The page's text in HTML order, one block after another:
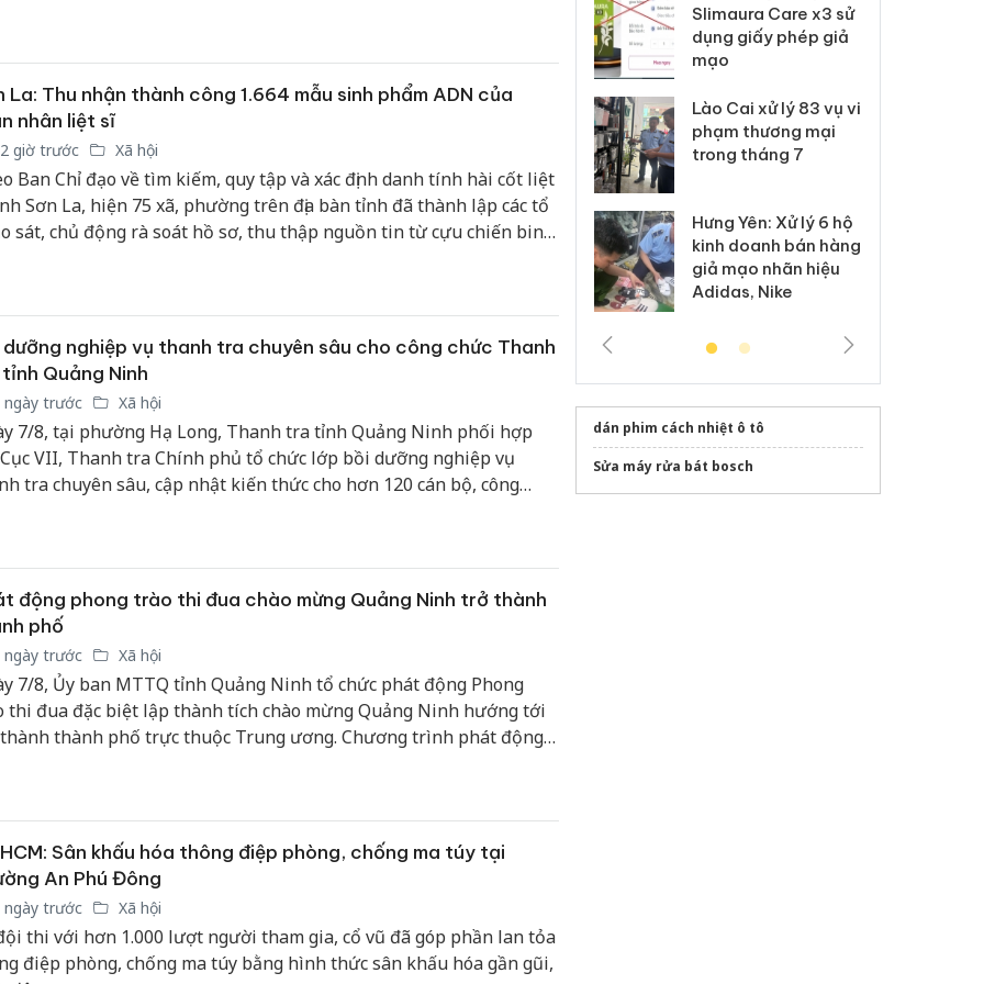
La: Thu nhận thành công 1.664 mẫu sinh phẩm ADN của
nhân liệt sĩ
giờ trước Xã hội
Ban Chỉ đạo về tìm kiếm, quy tập và xác định danh tính hài cốt liệt
Sơn La, hiện 75 xã, phường trên địa bàn tỉnh đã thành lập các tổ
sát, chủ động rà soát hồ sơ, thu thập nguồn tin từ cựu chiến binh
dưỡng nghiệp vụ thanh tra chuyên sâu cho công chức Thanh
Quảng Ninh
ngày trước Xã hội
7/8, tại phường Hạ Long, Thanh tra tỉnh Quảng Ninh phối hợp
VII, Thanh tra Chính phủ tổ chức lớp bồi dưỡng nghiệp vụ
tra chuyên sâu, cập nhật kiến thức cho hơn 120 cán bộ, công
động phong trào thi đua chào mừng Quảng Ninh trở thành
phố
ngày trước Xã hội
7/8, Ủy ban MTTQ tỉnh Quảng Ninh tổ chức phát động Phong
thi đua đặc biệt lập thành tích chào mừng Quảng Ninh hướng tới
thành phố trực thuộc Trung ương. Chương trình phát động
Sân khấu hóa thông điệp phòng, chống ma túy tại
An Phú Đông
ngày trước Xã hội
thi với hơn 1.000 lượt người tham gia, cổ vũ đã góp phần lan tỏa
điệp phòng, chống ma túy bằng hình thức sân khấu hóa gần gũi,
kinh doanh
Công an Thanh Hóa
bán yến sào giả
Thanh Hóa: Tìm bị
Slimaura Care x3 sử
dụng giấy phép giả
mạo
Lào Cai xử lý 83 vụ vi
phạm thương mại
trong tháng 7
Hưng Yên: Xử lý 6 hộ
kinh doanh bán hàng
giả mạo nhãn hiệu
Adidas, Nike
dán phim cách nhiệt ô tô
Sửa máy rửa bát bosch